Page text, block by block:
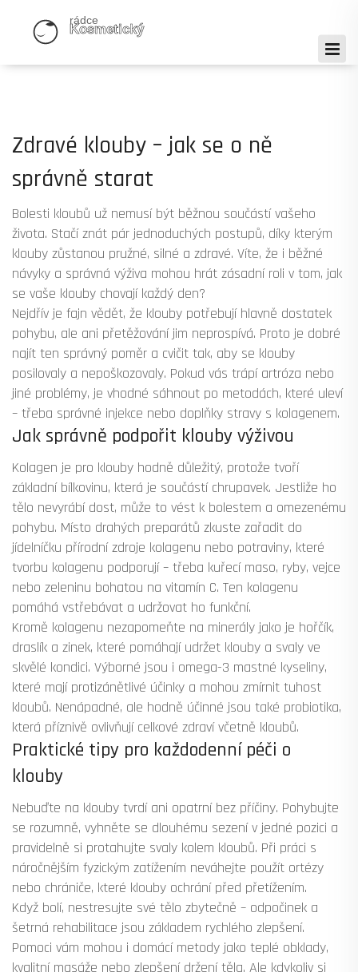
Zdravé klouby – jak se o ně
správně starat
Bolesti kloubů už nemusí být běžnou součástí vašeho
života. Stačí znát pár jednoduchých postupů, díky kterým
klouby zůstanou pružné, silné a zdravé. Víte, že i běžné
návyky a správná výživa mohou hrát zásadní roli v tom, jak
se vaše klouby chovají každý den?
Nejdřív je fajn vědět, že klouby potřebují hlavně dostatek
pohybu, ale ani přetěžování jim neprospívá. Proto je dobré
najít ten správný poměr a cvičit tak, aby se klouby
posilovaly a nepoškozovaly. Pokud vás trápí artróza nebo
jiné problémy, je vhodné sáhnout po metodách, které uleví
– třeba správné injekce nebo doplňky stravy s kolagenem.
Jak správně podpořit klouby výživou
Kolagen je pro klouby hodně důležitý, protože tvoří
základní bílkovinu, která je součástí chrupavek. Jestliže ho
tělo nevyrábí dost, může to vést k bolestem a omezenému
pohybu. Místo drahých preparátů zkuste zařadit do
jídelníčku přírodní zdroje kolagenu nebo potraviny, které
tvorbu kolagenu podporují – třeba kuřecí maso, ryby, vejce
nebo zeleninu bohatou na vitamín C. Ten kolagenu
pomáhá vstřebávat a udržovat ho funkční.
Kromě kolagenu nezapomeňte na minerály jako je hořčík,
draslík a zinek, které pomáhají udržet klouby a svaly ve
skvělé kondici. Výborné jsou i omega-3 mastné kyseliny,
které mají protizánětlivé účinky a mohou zmírnit tuhost
kloubů. Nenápadné, ale hodně účinné jsou také probiotika,
která příznivě ovlivňují celkové zdraví včetně kloubů.
Praktické tipy pro každodenní péči o
klouby
Nebuďte na klouby tvrdí ani opatrní bez příčiny. Pohybujte
se rozumně, vyhněte se dlouhému sezení v jedné pozici a
pravidelně si protahujte svaly kolem kloubů. Při práci s
náročnějším fyzickým zatížením neváhejte použít ortézy
nebo chrániče, které klouby ochrání před přetížením.
Když bolí, nestresujte své tělo zbytečně – odpočinek a
šetrná rehabilitace jsou základem rychlého zlepšení.
Pomoci vám mohou i domácí metody jako teplé obklady,
kvalitní masáže nebo zlepšení držení těla. Ale kdykoliv si